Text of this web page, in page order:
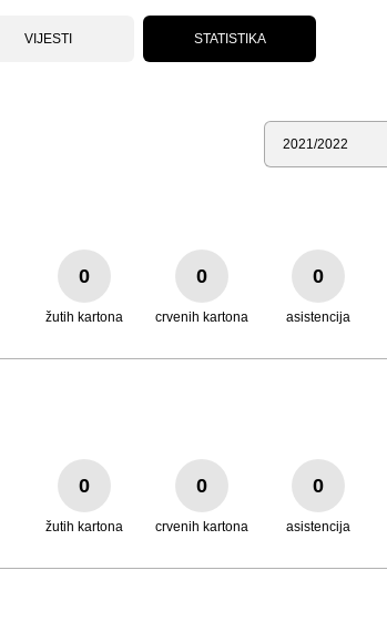
VIJESTI STATISTIKA
Sezona
0
žutih kartona
0
crvenih kartona
0
asistencija
0
žutih kartona
0
crvenih kartona
0
asistencija